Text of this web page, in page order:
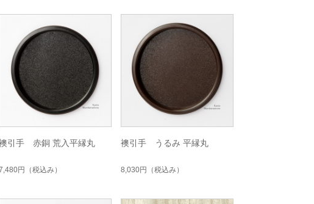
引手 赤銅 荒入平縁丸
円 （税込み）
襖引手 うるみ 平縁丸
8,030円 （税込み）